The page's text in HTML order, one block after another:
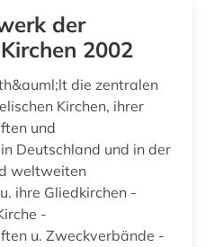
entwicklungspolitik (1)
logik (1)
erasmus von rotterdam (1)
der
2002
die zentralen
Kirchen, ihrer
und
Deutschland und in der
weltweiten
ihre Gliedkirchen -
-
u. Zweckverbände -